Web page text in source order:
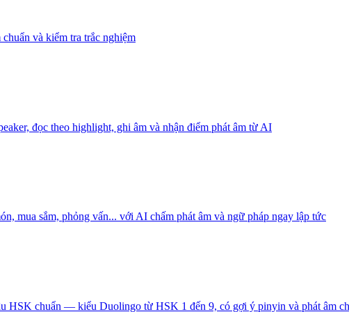
và kiểm tra trắc nghiệm
đọc theo highlight, ghi âm và nhận điểm phát âm từ AI
mua sắm, phỏng vấn... với AI chấm phát âm và ngữ pháp ngay lập tức
HSK chuẩn — kiểu Duolingo từ HSK 1 đến 9, có gợi ý pinyin và phát âm